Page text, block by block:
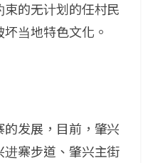
的无计划的任村民
当地特色文化。
发展，目前，肇兴
寨步道、肇兴主街